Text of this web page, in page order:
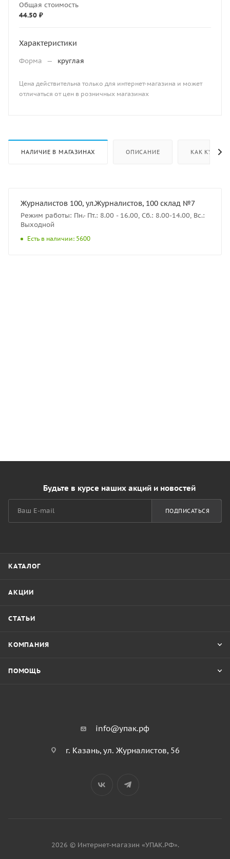
Общая стоимость
44.50 ₽
Характеристики
Форма — круглая
Цена действительна только для интернет-магазина и может
отличаться от цен в розничных магазинах
НАЛИЧИЕ В МАГАЗИНАХ ОПИСАНИЕ КАК КУПИТЬ
Журналистов 100, ул.Журналистов, 100 склад №7
Режим работы: Пн.- Пт.: 8.00 - 16.00, Сб.: 8.00-14.00, Вс.:
Выходной
Есть в наличии: 5600
Будьте в курсе наших акций и новостей
ПОДПИСАТЬСЯ
КАТАЛОГ
АКЦИИ
СТАТЬИ
КОМПАНИЯ
ПОМОЩЬ
info@упак.рф
г. Казань, ул. Журналистов, 56
2026 © Интернет-магазин «УПАК.РФ».